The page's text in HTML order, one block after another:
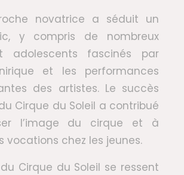
novatrice a séduit un
y compris de nombreux
adolescents fascinés par
et les performances
des artistes. Le succès
Cirque du Soleil a contribué
l’image du cirque et à
vocations chez les jeunes.
du Cirque du Soleil se ressent